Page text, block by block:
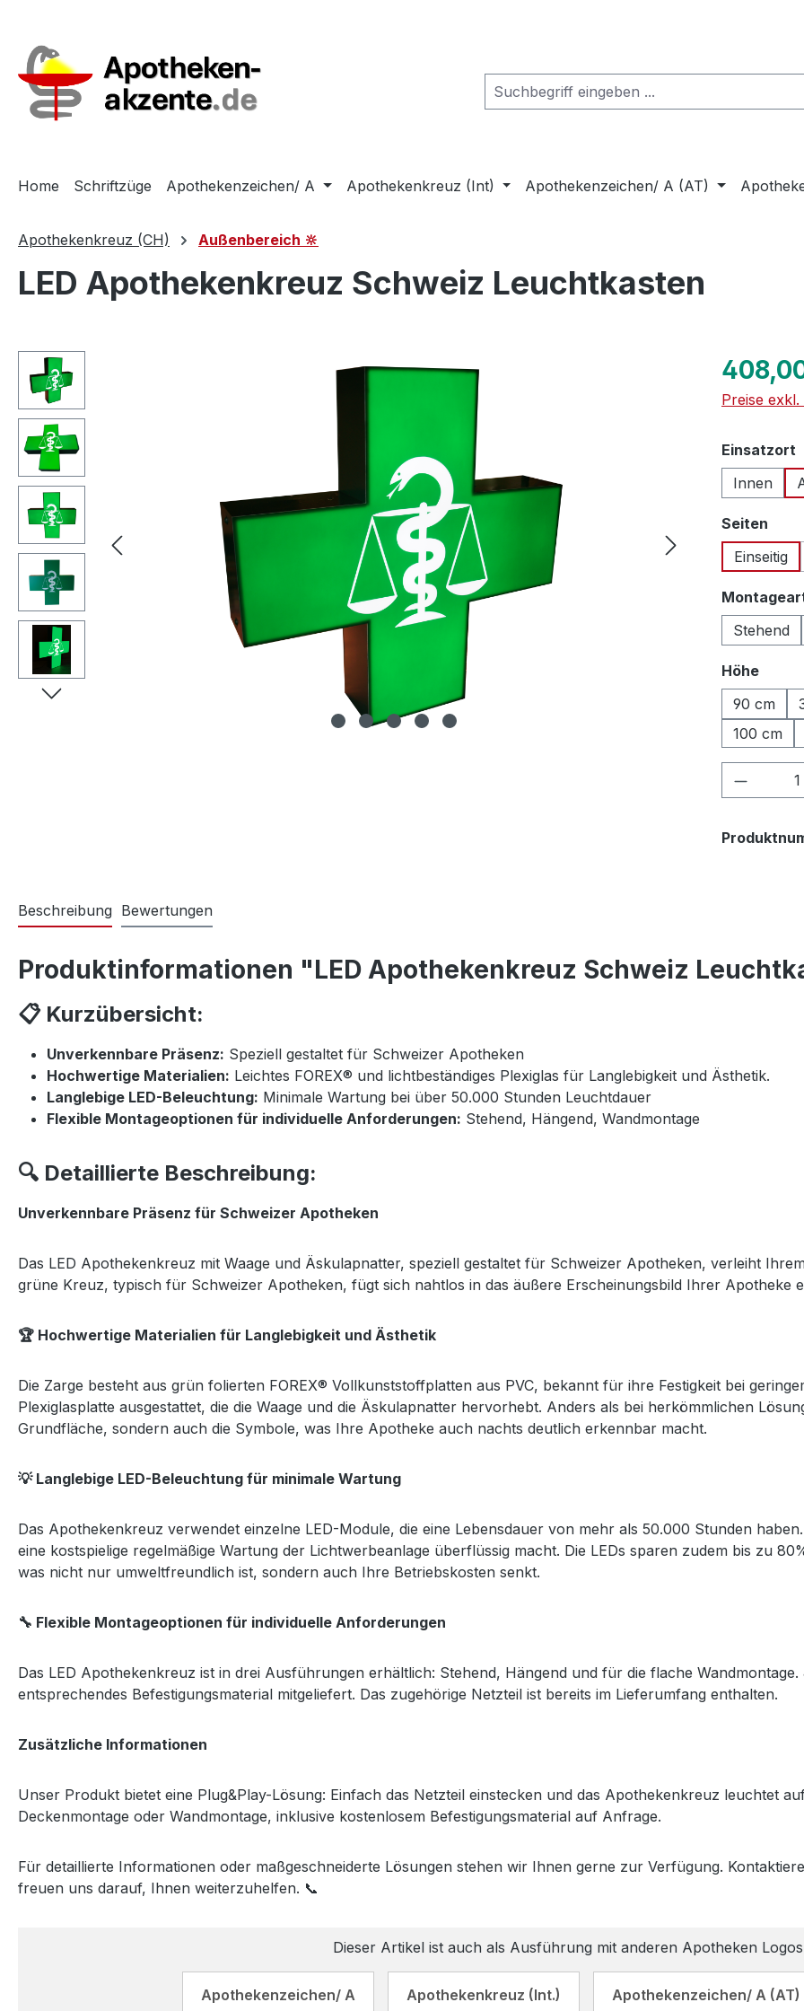
Home Schriftzüge Apothekenzeichen/ A Apothekenkreuz (Int) Apothekenzeichen/ A (AT)
Apothekenkreuz (CH) Außenbereich 🔆
LED Apothekenkreuz Schweiz Leuchtkasten
Bildergalerie überspringen Regulärer
Preise
Einsatzort
Innen
Seiten
Einseitig
Stehend
Höhe
90 cm
100 cm
Beschreibung Bewertungen
Produktinformationen "LED Apothekenkreuz Schweiz
📋 Kurzübersicht:
Unverkennbare Präsenz: Speziell gestaltet für Schweizer Apotheken
Hochwertige Materialien: Leichtes FOREX® und lichtbeständiges Plexiglas für Langlebigkeit und Ästhetik.
Langlebige LED-Beleuchtung: Minimale Wartung bei über 50.000 Stunden Leuchtdauer
Flexible Montageoptionen für individuelle Anforderungen: Stehend, Hängend, Wandmontage
🔍 Detaillierte Beschreibung:
Unverkennbare Präsenz für Schweizer Apotheken
Das LED Apothekenkreuz mit Waage und Äskulapnatter, speziell gestaltet für Schweizer Apotheken, verleiht
grüne Kreuz, typisch für Schweizer Apotheken, fügt sich nahtlos in das äußere Erscheinungsbild Ihrer Apotheke
🏆 Hochwertige Materialien für Langlebigkeit und Ästhetik
Die Zarge besteht aus grün folierten FOREX® Vollkunststoffplatten aus PVC, bekannt für ihre Festigkeit bei
Plexiglasplatte ausgestattet, die die Waage und die Äskulapnatter hervorhebt. Anders als bei herkömmlichen
Grundfläche, sondern auch die Symbole, was Ihre Apotheke auch nachts deutlich erkennbar macht.
💡 Langlebige LED-Beleuchtung für minimale Wartung
Das Apothekenkreuz verwendet einzelne LED-Module, die eine Lebensdauer von mehr als 50.000 Stunden
eine kostspielige regelmäßige Wartung der Lichtwerbeanlage überflüssig macht. Die LEDs sparen zudem bis zu
was nicht nur umweltfreundlich ist, sondern auch Ihre Betriebskosten senkt.
🔧 Flexible Montageoptionen für individuelle Anforderungen
Das LED Apothekenkreuz ist in drei Ausführungen erhältlich: Stehend, Hängend und für die flache
entsprechendes Befestigungsmaterial mitgeliefert. Das zugehörige Netzteil ist bereits im Lieferumfang enthalten.
Zusätzliche Informationen
Unser Produkt bietet eine Plug&Play-Lösung: Einfach das Netzteil einstecken und das Apothekenkreuz leuchtet
Deckenmontage oder Wandmontage, inklusive kostenlosem Befestigungsmaterial auf Anfrage.
Für detaillierte Informationen oder maßgeschneiderte Lösungen stehen wir Ihnen gerne zur Verfügung.
freuen uns darauf, Ihnen weiterzuhelfen. 📞
Dieser Artikel ist auch als Ausführung mit anderen Apotheken
Apothekenzeichen/ A Apothekenkreuz (Int.) Apothekenzeichen/ A (AT)